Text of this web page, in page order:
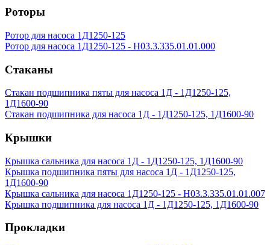
Роторы
Ротор для насоса 1Д1250-125
Ротор для насоса 1Д1250-125 - Н03.3.335.01.01.000
Стаканы
Стакан подшипника пяты для насоса 1Д - 1Д1250-125,
1Д1600-90
Стакан подшипника для насоса 1Д - 1Д1250-125, 1Д1600-90
Крышки
Крышка сальника для насоса 1Д - 1Д1250-125, 1Д1600-90
Крышка подшипника пяты для насоса 1Д - 1Д1250-125,
1Д1600-90
Крышка сальника для насоса 1Д1250-125 - Н03.3.335.01.01.007
Крышка подшипника для насоса 1Д - 1Д1250-125, 1Д1600-90
Прокладки